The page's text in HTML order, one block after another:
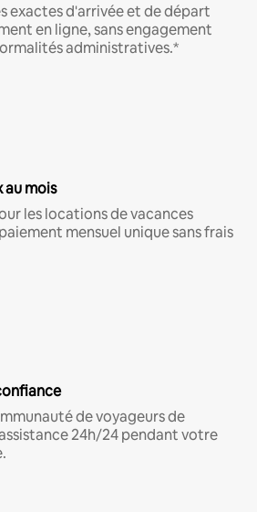
exactes d'arrivée et de départ
en ligne, sans engagement
administratives.*
au mois
les locations de vacances
mensuel unique sans frais
de voyageurs de
24h/24 pendant votre